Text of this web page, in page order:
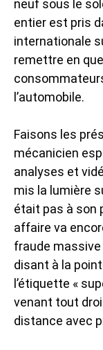
neuf sous le
entier est pris
internationale
remettre en
l’automobile.
Faisons les
mécanicien
analyses et
mis la lumière
était pas à son
affaire va
fraude
disant à la
l’étiquette «
venant tout
distance avec